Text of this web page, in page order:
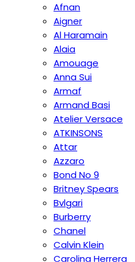
Afnan
Aigner
Al Haramain
Alaia
Amouage
Anna Sui
Armaf
Armand Basi
Atelier Versace
ATKINSONS
Attar
Azzaro
Bond No 9
Britney Spears
Bvlgari
Burberry
Chanel
Calvin Klein
Carolina Herrera